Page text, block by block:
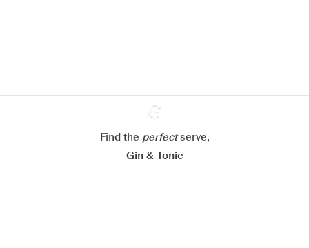
Ginventory
Find the perfectserve,
Gin & Tonic